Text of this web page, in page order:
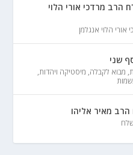
מרדכי אורי הלוי
אורי הלוי אנגלמן
שני
, מבוא לקבלה, מיסטיקה ויהדות,
מאיר אליהו